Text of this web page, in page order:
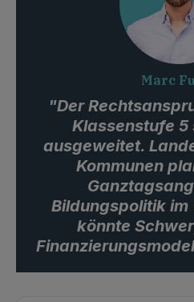
Marc
"Der
Klassenstufe
ausgeweitet.
Kommunen
Bildungspolitik
könnte